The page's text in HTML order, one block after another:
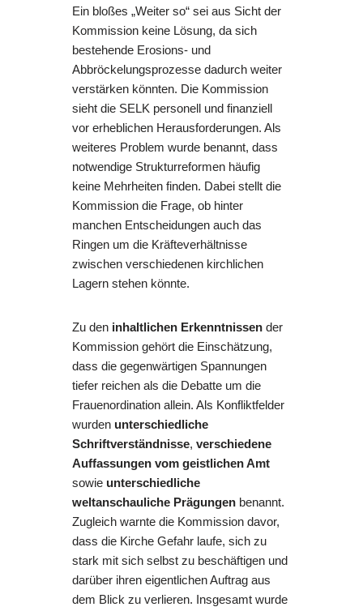
Ein bloßes „Weiter so“ sei aus Sicht der
Kommission keine Lösung, da sich
bestehende Erosions- und
Abbröckelungsprozesse dadurch weiter
verstärken könnten. Die Kommission
sieht die SELK personell und finanziell
vor erheblichen Herausforderungen. Als
weiteres Problem wurde benannt, dass
notwendige Strukturreformen häufig
keine Mehrheiten finden. Dabei stellt die
Kommission die Frage, ob hinter
manchen Entscheidungen auch das
Ringen um die Kräfteverhältnisse
zwischen verschiedenen kirchlichen
Lagern stehen könnte.
Zu den inhaltlichen Erkenntnissen der
Kommission gehört die Einschätzung,
dass die gegenwärtigen Spannungen
tiefer reichen als die Debatte um die
Frauenordination allein. Als Konfliktfelder
wurden unterschiedliche
Schriftverständnisse, verschiedene
Auffassungen vom geistlichen Amt
sowie unterschiedliche
weltanschauliche Prägungen benannt.
Zugleich warnte die Kommission davor,
dass die Kirche Gefahr laufe, sich zu
stark mit sich selbst zu beschäftigen und
darüber ihren eigentlichen Auftrag aus
dem Blick zu verlieren. Insgesamt wurde